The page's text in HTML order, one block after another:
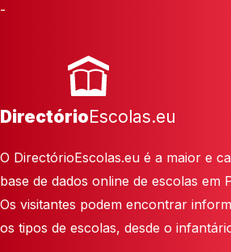
-
DirectórioEscolas.eu
O DirectórioEscolas.eu é a maior e
base de dados online de escolas em
Os visitantes podem encontrar
os tipos de escolas, desde o